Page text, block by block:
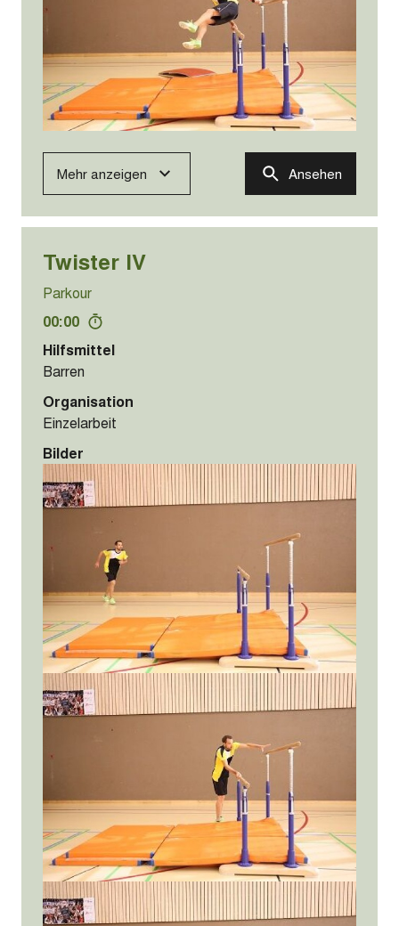
Mehr anzeigen Ansehen
Twister IV
Parkour
00:00
Hilfsmittel
Barren
Organisation
Einzelarbeit
Bilder